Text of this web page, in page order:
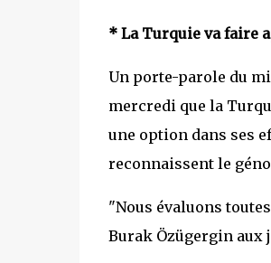
* La Turquie va faire
Un porte-parole du
mercredi que la
une option dans ses
reconnaissent le
"Nous évaluons
Burak Özügergin aux